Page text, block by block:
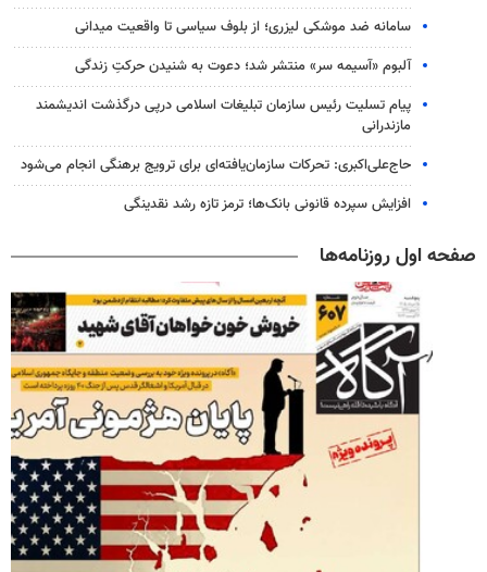
سامانه ضد موشکی لیزری؛ از بلوف سیاسی تا واقعیت میدانی
آلبوم «آسیمه سر» منتشر شد؛ دعوت به شنیدن حرکتِ زندگی
پیام تسلیت رئیس سازمان تبلیغات اسلامی درپی درگذشت اندیشمند
مازندرانی
حاج‌علی‌اکبری: تحرکات سازمان‌یافته‌ای برای ترویج برهنگی انجام می‌شود
افزایش سپرده قانونی بانک‌ها؛ ترمز تازه رشد نقدینگی
صفحه اول روزنامه‌ها